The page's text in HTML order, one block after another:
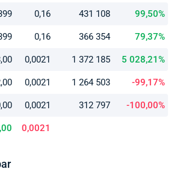
0,16 431 108 99,50%
0,16 366 354 79,37%
0,0021 1 372 185 5 028,21%
0,0021 1 264 503 -99,17%
0,0021 312 797 -100,00%
0,0021